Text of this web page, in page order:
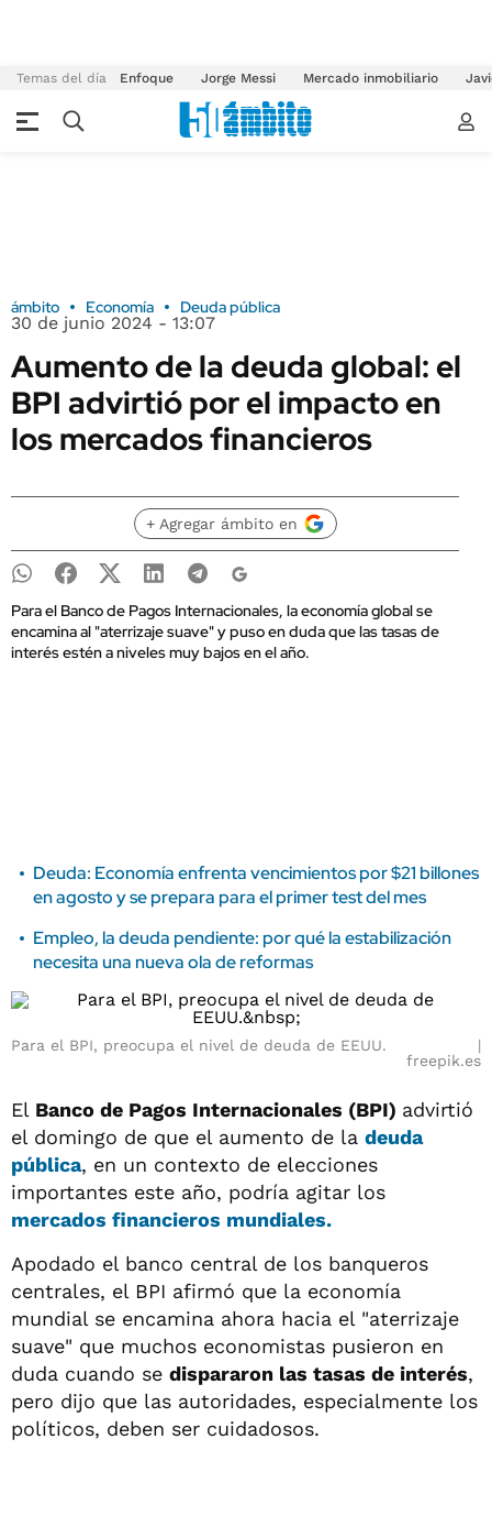
Temas del día Enfoque Jorge Messi Mercado inmobiliario
ámbito Economía Deuda pública
30 de junio 2024 - 13:07
Aumento de la deuda global: el
BPI advirtió por el impacto en
los mercados financieros
+ Agregar ámbito en
Para el Banco de Pagos Internacionales, la economía global se
encamina al "aterrizaje suave" y puso en duda que las tasas de
interés estén a niveles muy bajos en el año.
Deuda: Economía enfrenta vencimientos por $21 billones
en agosto y se prepara para el primer test del mes
Empleo, la deuda pendiente: por qué la estabilización
necesita una nueva ola de reformas
Para el BPI, preocupa el nivel de deuda de EEUU.
freepik.es
El Banco de Pagos Internacionales (BPI) advirtió
el domingo de que el aumento de la deuda
pública, en un contexto de elecciones
importantes este año, podría agitar los
mercados financieros mundiales.
Apodado el banco central de los banqueros
centrales, el BPI afirmó que la economía
mundial se encamina ahora hacia el "aterrizaje
suave" que muchos economistas pusieron en
duda cuando se dispararon las tasas de interés,
pero dijo que las autoridades, especialmente los
políticos, deben ser cuidadosos.